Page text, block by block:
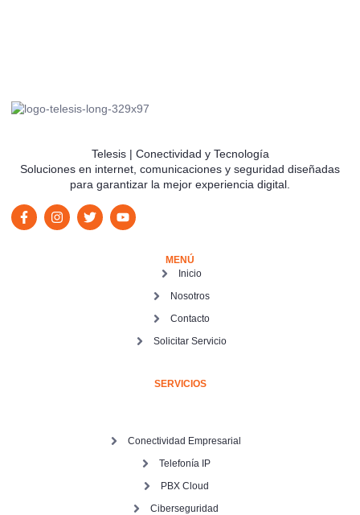
Telesis | Conectividad y Tecnología
Soluciones en internet, comunicaciones y seguridad diseñadas
para garantizar la mejor experiencia digital.
MENÚ
Inicio
Nosotros
Contacto
Solicitar Servicio
SERVICIOS
Conectividad Empresarial
Telefonía IP
PBX Cloud
Ciberseguridad